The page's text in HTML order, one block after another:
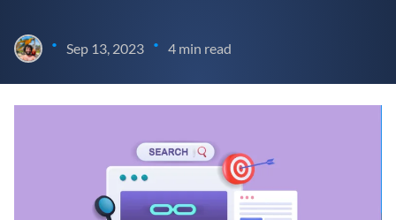
• Sep 13, 2023 • 4 min read